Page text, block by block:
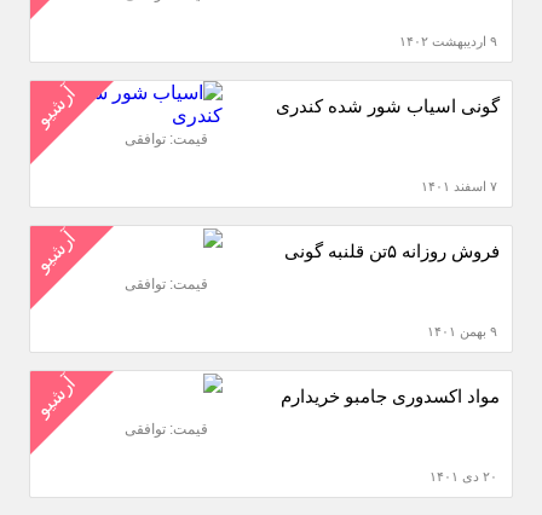
۹ اردیبهشت ۱۴۰۲
آرشیو گونی اسیاب شور شده کندری
۷ اسفند ۱۴۰۱
قیمت: توافقی
آرشیو فروش روزانه ۵تن قلنبه گونی
۹ بهمن ۱۴۰۱
قیمت: توافقی
آرشیو مواد‌ اکسدوری‌ جامبو خریدارم
۲۰ دی ۱۴۰۱
قیمت: توافقی